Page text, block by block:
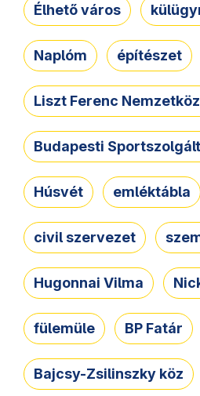
Élhető város
Naplóm építészet
Liszt Ferenc
Budapesti
Húsvét emléktábla
civil szervezet
Hugonnai Vilma
fülemüle BP Fatár
Bajcsy-Zsilinszky köz